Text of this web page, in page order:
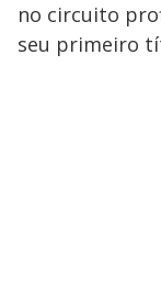
no circuito
seu primeiro